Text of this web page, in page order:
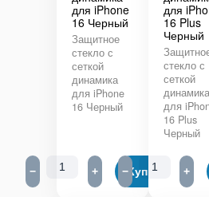
для iPhone
16 Черный
Защитное
стекло с
сеткой
динамика
для iPhone
16 Черный
− + Купить
для
16 Plus
Черный
стекло с
сеткой
для
16 Plus
Черный
− +